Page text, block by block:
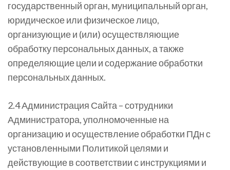
государственный орган, муниципальный орган,
юридическое или физическое лицо,
организующие и (или) осуществляющие
обработку персональных данных, а также
определяющие цели и содержание обработки
персональных данных.
2.4 Администрация Сайта – сотрудники
Администратора, уполномоченные на
организацию и осуществление обработки ПДн с
установленными Политикой целями и
действующие в соответствии с инструкциями и